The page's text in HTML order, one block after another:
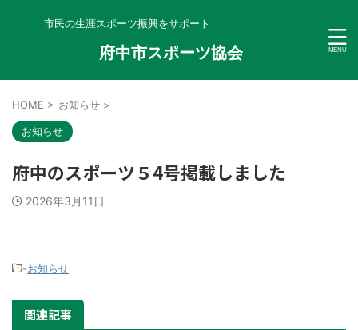
市民の生涯スポーツ振興をサポート
府中市スポーツ協会
HOME > お知らせ >
お知らせ
府中のスポーツ５4号掲載しました
2026年3月11日
-お知らせ
関連記事